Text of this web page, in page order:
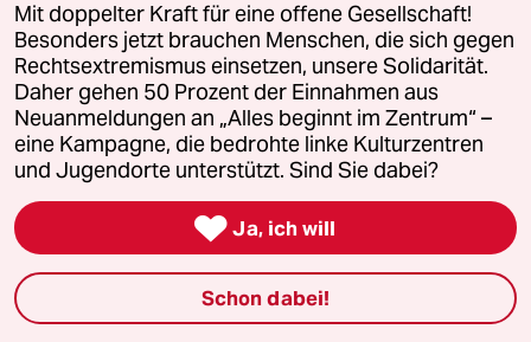
ePaper Login
Downloads für Abonnierende
Alle Rechte vorbehalten. Bei rechtlichen Fragen oder für Genehmigungen
wenden Sie sich bitte an
lizenzen@taz.de
Feedback Redaktionsstatut Kommune-Richtlinien
Mit doppelter Kraft für eine offene Gesellschaft!
Besonders jetzt brauchen Menschen, die sich gegen
Rechtsextremismus einsetzen, unsere Solidarität.
Daher gehen 50 Prozent der Einnahmen aus
Neuanmeldungen an „Alles beginnt im Zentrum“ –
eine Kampagne, die bedrohte linke Kulturzentren
und Jugendorte unterstützt. Sind Sie dabei?
 Ja, ich will
Schon dabei!